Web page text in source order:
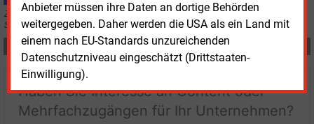
Anbieter müssen ihre Daten an dortige Behörden
weitergegeben. Daher werden die USA als ein Land mit
einem nach EU-Standards unzureichenden
Datenschutzniveau eingeschätzt (Drittstaaten-
Einwilligung).
Zu viele Batteriespeicher und Rechenzentren wollen gleichzeitig ans
Stromnetz. Doch es gibt Lösungsvorschläge.
Teilen:
Haben Sie Interesse an Content oder
Mehrfachzugängen für Ihr Unternehmen?